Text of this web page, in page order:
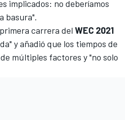
implicados: no deberíamos
basura".
carrera del WEC 2021
y añadió que los tiempos de
múltiples factores y "no solo